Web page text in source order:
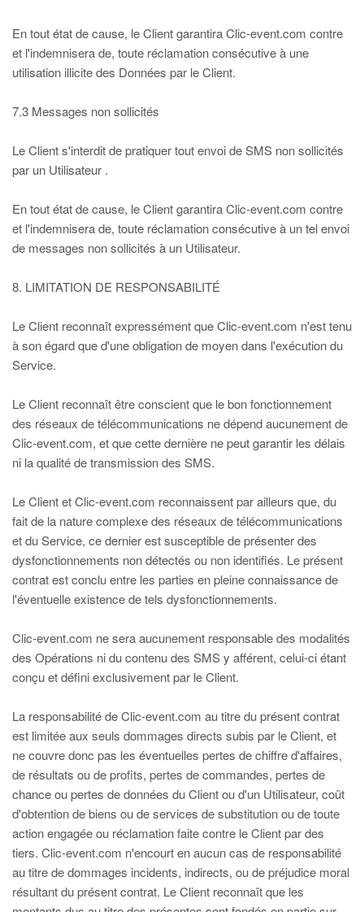
En tout état de cause, le Client garantira Clic-event.com contre
et l'indemnisera de, toute réclamation consécutive à une
utilisation illicite des Données par le Client.
7.3 Messages non sollicités
Le Client s'interdit de pratiquer tout envoi de SMS non sollicités
par un Utilisateur .
En tout état de cause, le Client garantira Clic-event.com contre
et l'indemnisera de, toute réclamation consécutive à un tel envoi
de messages non sollicités à un Utilisateur.
8. LIMITATION DE RESPONSABILITÉ
Le Client reconnaît expressément que Clic-event.com n'est tenu
à son égard que d'une obligation de moyen dans l'exécution du
Service.
Le Client reconnaît être conscient que le bon fonctionnement
des réseaux de télécommunications ne dépend aucunement de
Clic-event.com, et que cette dernière ne peut garantir les délais
ni la qualité de transmission des SMS.
Le Client et Clic-event.com reconnaissent par ailleurs que, du
fait de la nature complexe des réseaux de télécommunications
et du Service, ce dernier est susceptible de présenter des
dysfonctionnements non détectés ou non identifiés. Le présent
contrat est conclu entre les parties en pleine connaissance de
l'éventuelle existence de tels dysfonctionnements.
Clic-event.com ne sera aucunement responsable des modalités
des Opérations ni du contenu des SMS y afférent, celui-ci étant
conçu et défini exclusivement par le Client.
La responsabilité de Clic-event.com au titre du présent contrat
est limitée aux seuls dommages directs subis par le Client, et
ne couvre donc pas les éventuelles pertes de chiffre d'affaires,
de résultats ou de profits, pertes de commandes, pertes de
chance ou pertes de données du Client ou d'un Utilisateur, coût
d'obtention de biens ou de services de substitution ou de toute
action engagée ou réclamation faite contre le Client par des
tiers. Clic-event.com n'encourt en aucun cas de responsabilité
au titre de dommages incidents, indirects, ou de préjudice moral
résultant du présent contrat. Le Client reconnaît que les